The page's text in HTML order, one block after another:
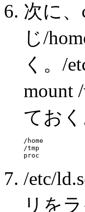
次に
じ/
く。/
mount
ておく
/home
/tmp            /
/etc/
リを